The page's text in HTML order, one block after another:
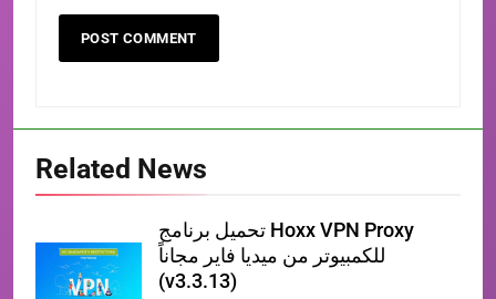
Related News
تحميل برنامج Hoxx VPN Proxy
للكمبيوتر من ميديا فاير مجاناً
(v3.3.13)